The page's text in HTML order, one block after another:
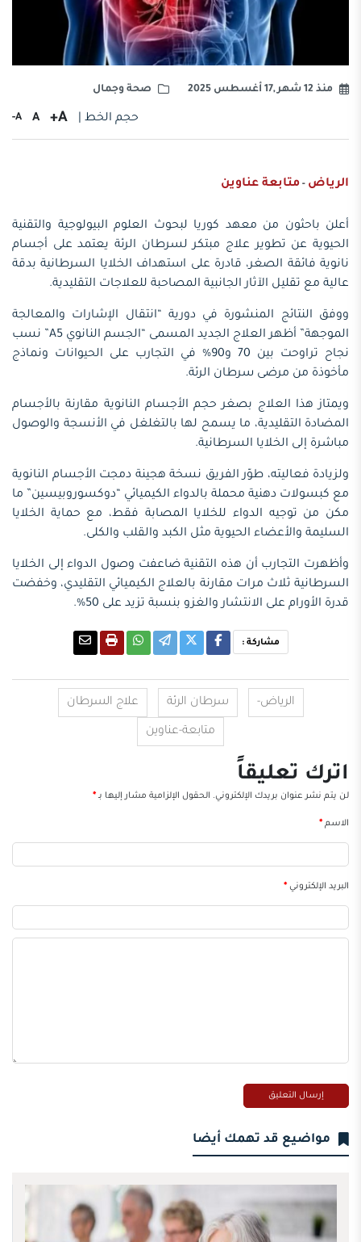
منذ 12 شهر ,17 أغسطس 2025 صحة وجمال
حجم الخط | A+
A
A-
الرياض - متابعة عناوين
أعلن باحثون من معهد كوريا لبحوث العلوم البيولوجية والتقنية
الحيوية عن تطوير علاج مبتكر لسرطان الرئة يعتمد على أجسام
نانوية فائقة الصغر، قادرة على استهداف الخلايا السرطانية بدقة
عالية مع تقليل الآثار الجانبية المصاحبة للعلاجات التقليدية.
ووفق النتائج المنشورة في دورية “انتقال الإشارات والمعالجة
الموجهة” أظهر العلاج الجديد المسمى “الجسم النانوي A5” نسب
نجاح تراوحت بين 70 و90% في التجارب على الحيوانات ونماذج
مأخوذة من مرضى سرطان الرئة.
ويمتاز هذا العلاج بصغر حجم الأجسام النانوية مقارنة بالأجسام
المضادة التقليدية، ما يسمح لها بالتغلغل في الأنسجة والوصول
مباشرة إلى الخلايا السرطانية.
ولزيادة فعاليته، طوّر الفريق نسخة هجينة دمجت الأجسام النانوية
مع كبسولات دهنية محملة بالدواء الكيميائي “دوكسوروبيسين” ما
مكن من توجيه الدواء للخلايا المصابة فقط، مع حماية الخلايا
السليمة والأعضاء الحيوية مثل الكبد والقلب والكلى.
وأظهرت التجارب أن هذه التقنية ضاعفت وصول الدواء إلى الخلايا
السرطانية ثلاث مرات مقارنة بالعلاج الكيميائي التقليدي، وخفضت
قدرة الأورام على الانتشار والغزو بنسبة تزيد على 50%.
مشاركة :
الرياض- سرطان الرئة علاج السرطان
متابعة-عناوين
اترك تعليقاً
لن يتم نشر عنوان بريدك الإلكتروني. الحقول الإلزامية مشار إليها بـ*
الاسم*
البريد الإلكتروني*
مواضيع قد تهمك أيضا